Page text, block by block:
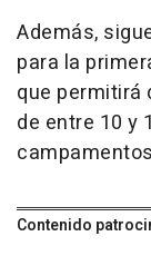
Además,
para la
que permitirá
de entre 10 y
Contenido